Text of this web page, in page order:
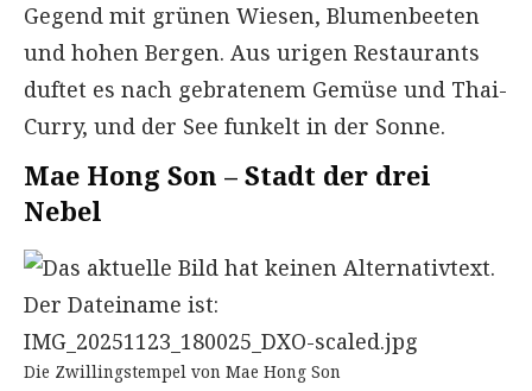
Gegend mit grünen Wiesen, Blumenbeeten
und hohen Bergen. Aus urigen Restaurants
duftet es nach gebratenem Gemüse und Thai-
Curry, und der See funkelt in der Sonne.
Mae Hong Son – Stadt der drei
Nebel
Die Zwillingstempel von Mae Hong Son